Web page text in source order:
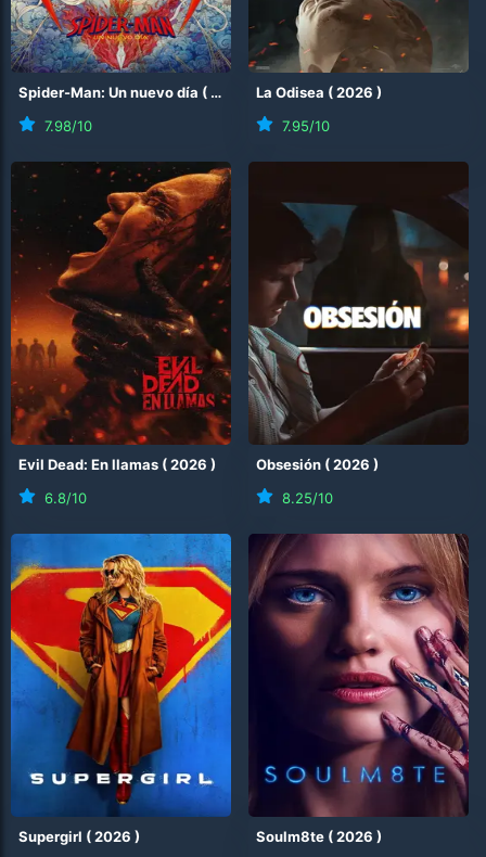
Spider-Man: Un nuevo día ( 2026
7.98/10
La Odisea (2026 )
7.95/10
Evil Dead: En llamas (2026 )
6.8/10
Obsesión (2026 )
8.25/10
Supergirl (2026 )
Soulm8te (2026 )